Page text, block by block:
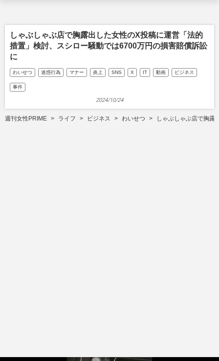
しゃぶしゃぶ店で胸露出した女性のX投稿に運営「法的
措置」検討、スシロー騒動では6700万円の損害賠償訴訟
に
わいせつ 迷惑行為 マナー 炎上 SNS X IT 動画 ビジネス
事件
2024/10/24
週刊女性PRIME ライフ ビジネス わいせつ しゃぶしゃぶ店で胸露